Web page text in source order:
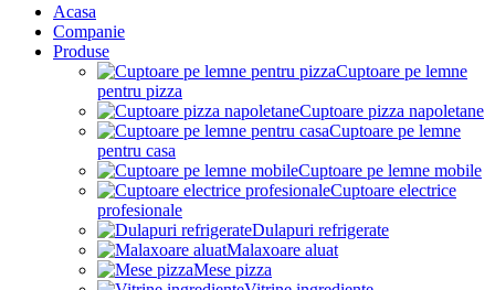
Acasa
Companie
Produse
Cuptoare pe lemne
pentru pizza
Cuptoare pizza napoletane
Cuptoare pe lemne
pentru casa
Cuptoare pe lemne mobile
Cuptoare electrice
profesionale
Dulapuri refrigerate
Malaxoare aluat
Mese pizza